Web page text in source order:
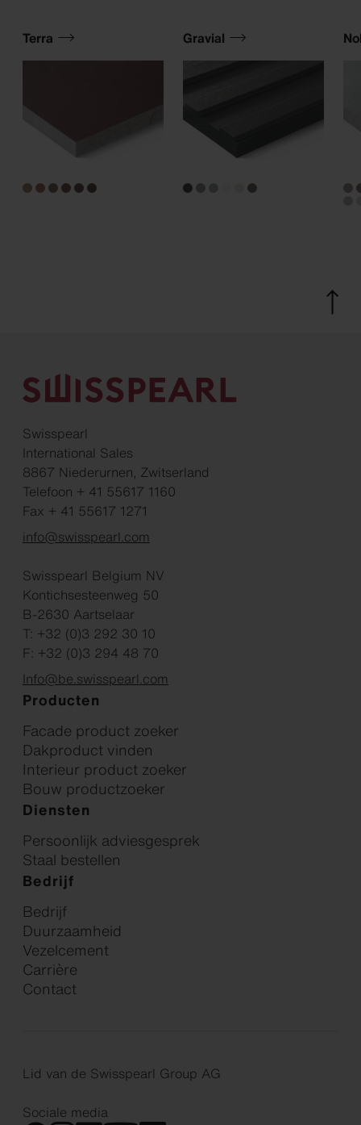
Terra Gravial
Swisspearl
International Sales
8867 Niederurnen, Zwitserland
Telefoon + 41 55617 1160
Fax + 41 55617 1271
info@swisspearl.com
Swisspearl Belgium NV
Kontichsesteenweg 50
B-2630 Aartselaar
T: +32 (0)3 292 30 10
F: +32 (0)3 294 48 70
Info@be.swisspearl.com
Producten
Facade product zoeker
Dakproduct vinden
Interieur product zoeker
Bouw productzoeker
Diensten
Persoonlijk adviesgesprek
Staal bestellen
Bedrijf
Bedrijf
Duurzaamheid
Vezelcement
Carrière
Contact
Lid van de Swisspearl Group AG
Sociale media